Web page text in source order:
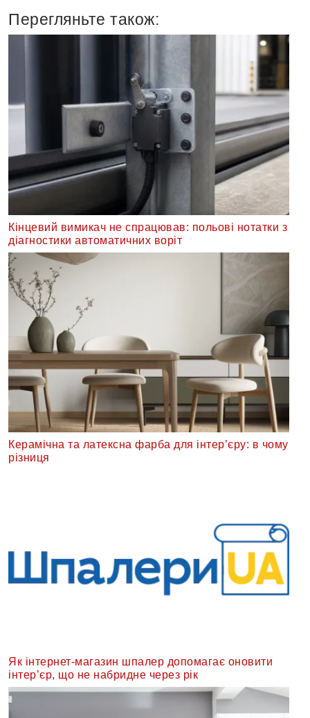
Перегляньте також:
Кінцевий вимикач не спрацював: польові нотатки з
діагностики автоматичних воріт
Керамічна та латексна фарба для інтер’єру: в чому
різниця
Як інтернет-магазин шпалер допомагає оновити
інтер’єр, що не набридне через рік